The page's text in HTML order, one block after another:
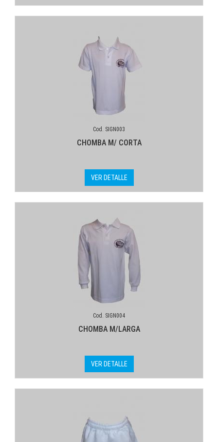
Cod. SIGN003
CHOMBA M/ CORTA
VER DETALLE
Cod. SIGN004
CHOMBA M/LARGA
VER DETALLE